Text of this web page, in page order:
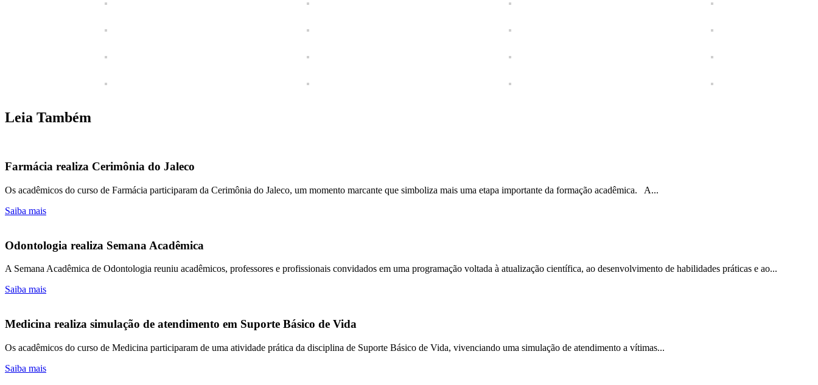
Leia Também
Farmácia realiza Cerimônia do Jaleco
Os acadêmicos do curso de Farmácia participaram da Cerimônia do Jaleco, um momento marcante que simboliza mais uma etapa importante da formação acadêmica. A...
Saiba mais
Odontologia realiza Semana Acadêmica
A Semana Acadêmica de Odontologia reuniu acadêmicos, professores e profissionais convidados em uma programação voltada à atualização científica, ao desenvolvimento de habilidades práticas e ao...
Saiba mais
Medicina realiza simulação de atendimento em Suporte Básico de Vida
Os acadêmicos do curso de Medicina participaram de uma atividade prática da disciplina de Suporte Básico de Vida, vivenciando uma simulação de atendimento a vítimas...
Saiba mais